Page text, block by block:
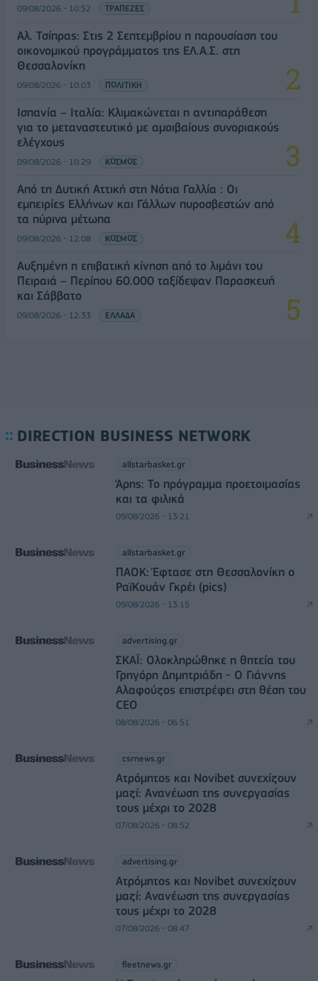
09/08/2026 - 10:52 ΤΡΑΠΕΖΕΣ
Αλ. Τσίπρας: Στις 2 Σεπτεμβρίου η παρουσίαση του
οικονομικού προγράμματος της ΕΛ.Α.Σ. στη
Θεσσαλονίκη
09/08/2026 - 10:03 ΠΟΛΙΤΙΚΗ
Ισπανία – Ιταλία: Κλιμακώνεται η αντιπαράθεση
για το μεταναστευτικό με αμοιβαίους συνοριακούς
ελέγχους
09/08/2026 - 10:29 ΚΟΣΜΟΣ
Από τη Δυτική Αττική στη Νότια Γαλλία : Οι
εμπειρίες Ελλήνων και Γάλλων πυροσβεστών από
τα πύρινα μέτωπα
09/08/2026 - 12:08 ΚΟΣΜΟΣ
Αυξημένη η επιβατική κίνηση από το λιμάνι του
Πειραιά – Περίπου 60.000 ταξίδεψαν Παρασκευή
και Σάββατο
09/08/2026 - 12:33 ΕΛΛΑΔΑ
DIRECTION BUSINESS NETWORK
allstarbasket.gr
Άρης: Το πρόγραμμα προετοιμασίας
και τα φιλικά
09/08/2026 - 13:21
allstarbasket.gr
ΠΑΟΚ: Έφτασε στη Θεσσαλονίκη ο
ΡαϊΚουάν Γκρέι (pics)
09/08/2026 - 13:15
advertising.gr
ΣΚΑΪ: Ολοκληρώθηκε η θητεία του
Γρηγόρη Δημητριάδη - Ο Γιάννης
Αλαφούζος επιστρέφει στη θέση του
CEO
08/08/2026 - 06:51
csrnews.gr
Ατρόμητος και Novibet συνεχίζουν
μαζί: Ανανέωση της συνεργασίας
τους μέχρι το 2028
07/08/2026 - 08:52
advertising.gr
Ατρόμητος και Novibet συνεχίζουν
μαζί: Ανανέωση της συνεργασίας
τους μέχρι το 2028
07/08/2026 - 08:47
fleetnews.gr